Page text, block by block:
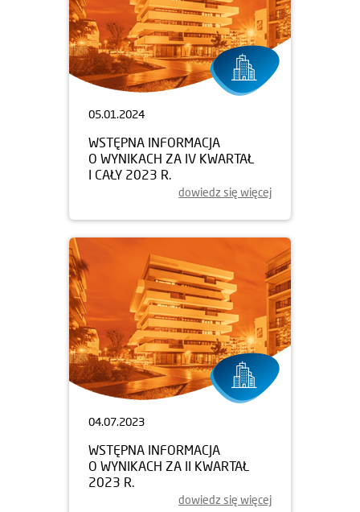
05.01.2024
WSTĘPNA INFORMACJA
O WYNIKACH ZA IV KWARTAŁ
I CAŁY 2023 R.
dowiedz się więcej
04.07.2023
WSTĘPNA INFORMACJA
O WYNIKACH ZA II KWARTAŁ
2023 R.
dowiedz się więcej